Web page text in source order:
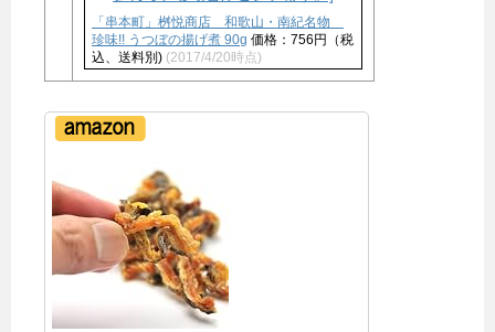
「串本町」桝悦商店 和歌山・南紀名物
珍味!! うつぼの揚げ煮 90g 価格：756円（税
込、送料別) (2017/4/20時点)